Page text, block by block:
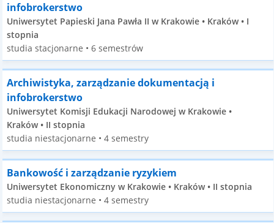
infobrokerstwo
Uniwersytet Papieski Jana Pawła II w Krakowie • Kraków • I
stopnia
studia stacjonarne • 6 semestrów
Archiwistyka, zarządzanie dokumentacją i
infobrokerstwo
Uniwersytet Komisji Edukacji Narodowej w Krakowie •
Kraków • II stopnia
studia niestacjonarne • 4 semestry
Bankowość i zarządzanie ryzykiem
Uniwersytet Ekonomiczny w Krakowie • Kraków • II stopnia
studia niestacjonarne • 4 semestry